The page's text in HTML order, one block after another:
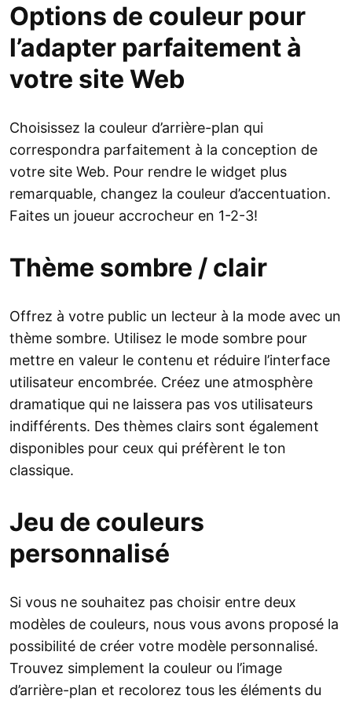
Options de couleur pour
l’adapter parfaitement à
votre site Web
Choisissez la couleur d’arrière-plan qui
correspondra parfaitement à la conception de
votre site Web. Pour rendre le widget plus
remarquable, changez la couleur d’accentuation.
Faites un joueur accrocheur en 1-2-3!
Thème sombre / clair
Offrez à votre public un lecteur à la mode avec un
thème sombre. Utilisez le mode sombre pour
mettre en valeur le contenu et réduire l’interface
utilisateur encombrée. Créez une atmosphère
dramatique qui ne laissera pas vos utilisateurs
indifférents. Des thèmes clairs sont également
disponibles pour ceux qui préfèrent le ton
classique.
Jeu de couleurs
personnalisé
Si vous ne souhaitez pas choisir entre deux
modèles de couleurs, nous vous avons proposé la
possibilité de créer votre modèle personnalisé.
Trouvez simplement la couleur ou l’image
d’arrière-plan et recolorez tous les éléments du